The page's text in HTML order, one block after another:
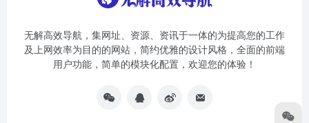
无解高效导航，集网址、资源、资讯于一体的为提高您的工作
及上网效率为目的的网站，简约优雅的设计风格，全面的前端
用户功能，简单的模块化配置，欢迎您的体验！